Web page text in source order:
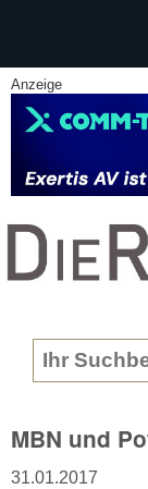
Anzeige
Search
MBN und
31.01.2017